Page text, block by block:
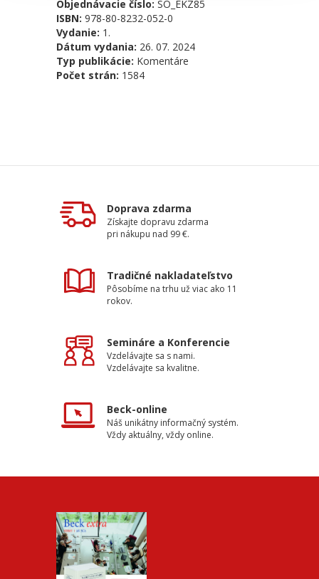
Objednávacie číslo: SO_EKZ85
ISBN: 978-80-8232-052-0
Vydanie: 1.
Dátum vydania: 26. 07. 2024
Typ publikácie: Komentáre
Počet strán: 1584
Doprava zdarma
Získajte dopravu zdarma
pri nákupu nad 99 €.
Tradičné nakladateľstvo
Pôsobíme na trhu už viac ako 11
rokov.
Semináre a Konferencie
Vzdelávajte sa s nami.
Vzdelávajte sa kvalitne.
Beck-online
Náš unikátny informačný systém.
Vždy aktuálny, vždy online.